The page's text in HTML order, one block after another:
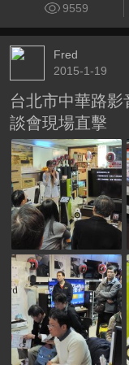
9559
Fred
2015-1-19
台北市中華路影
談會現場直擊